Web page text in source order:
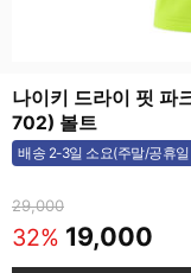
나이키 드라이 핏 파
702) 볼트
배송 2-3일 소요(주말/공휴일
29,000
32% 19,000